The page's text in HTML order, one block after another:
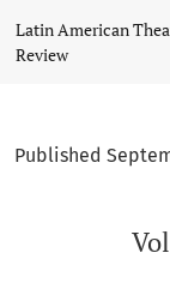
Latin American
Review
Published